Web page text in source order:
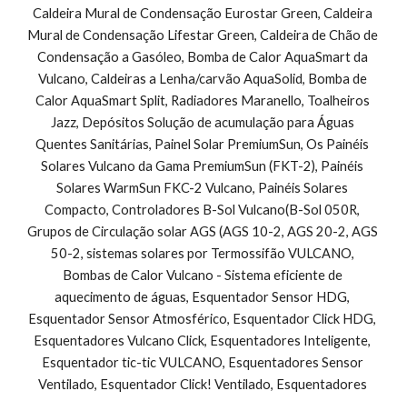
Caldeira Mural de Condensação Eurostar Green, Caldeira
Mural de Condensação Lifestar Green, Caldeira de Chão de
Condensação a Gasóleo, Bomba de Calor AquaSmart da
Vulcano, Caldeiras a Lenha/carvão AquaSolid, Bomba de
Calor AquaSmart Split, Radiadores Maranello, Toalheiros
Jazz, Depósitos Solução de acumulação para Águas
Quentes Sanitárias, Painel Solar PremiumSun, Os Painéis
Solares Vulcano da Gama PremiumSun (FKT-2), Painéis
Solares WarmSun FKC-2 Vulcano, Painéis Solares
Compacto, Controladores B-Sol Vulcano(B-Sol 050R,
Grupos de Circulação solar AGS (AGS 10-2, AGS 20-2, AGS
50-2, sistemas solares por Termossifão VULCANO,
Bombas de Calor Vulcano - Sistema eficiente de
aquecimento de águas, Esquentador Sensor HDG,
Esquentador Sensor Atmosférico, Esquentador Click HDG,
Esquentadores Vulcano Click, Esquentadores Inteligente,
Esquentador tic-tic VULCANO, Esquentadores Sensor
Ventilado, Esquentador Click! Ventilado, Esquentadores